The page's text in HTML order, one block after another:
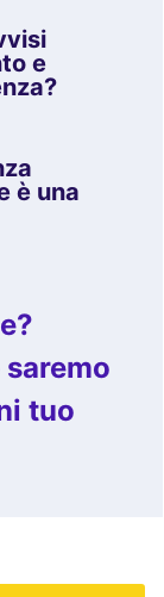
e
è una
tuo